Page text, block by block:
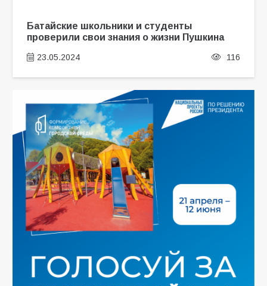
Батайские школьники и студенты
проверили свои знания о жизни Пушкина
23.05.2024 116